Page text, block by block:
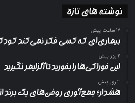
نوشته های تازه
17 ساعت پیش
بیماری‌ای که کسی فکر نمی‌کند
2 روز پیش
این خوراکی‌ها را بخورید تا آلزایمر نگیرید
3 روز پیش
هشدار؛ جمع‌آوری روغن‌های یک برند